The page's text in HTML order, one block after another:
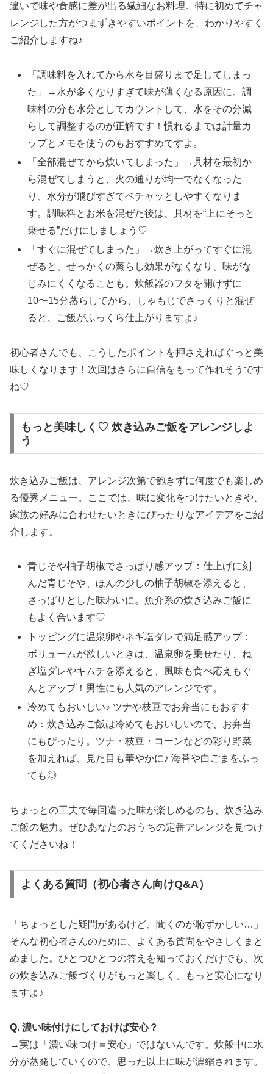
違いで味や食感に差が出る繊細なお料理。特に初めてチャ
レンジした方がつまずきやすいポイントを、わかりやすく
ご紹介しますね♪
「調味料を入れてから水を目盛りまで足してしまっ
た」→水が多くなりすぎて味が薄くなる原因に。調
味料の分も水分としてカウントして、水をその分減
らして調整するのが正解です！慣れるまでは計量カ
ップとメモを使うのもおすすめですよ。
「全部混ぜてから炊いてしまった」→具材を最初か
ら混ぜてしまうと、火の通りが均一でなくなった
り、水分が飛びすぎてベチャッとしやすくなりま
す。調味料とお米を混ぜた後は、具材を“上にそっと
乗せる”だけにしましょう♡
「すぐに混ぜてしまった」→炊き上がってすぐに混
ぜると、せっかくの蒸らし効果がなくなり、味がな
じみにくくなることも。炊飯器のフタを開けずに
10〜15分蒸らしてから、しゃもじでさっくりと混ぜ
ると、ご飯がふっくら仕上がりますよ♪
初心者さんでも、こうしたポイントを押さえればぐっと美
味しくなります！次回はさらに自信をもって作れそうです
ね♡
もっと美味しく♡ 炊き込みご飯をアレンジしよ
う
炊き込みご飯は、アレンジ次第で飽きずに何度でも楽しめ
る優秀メニュー。ここでは、味に変化をつけたいときや、
家族の好みに合わせたいときにぴったりなアイデアをご紹
介します。
青じそや柚子胡椒でさっぱり感アップ：仕上げに刻
んだ青じそや、ほんの少しの柚子胡椒を添えると、
さっぱりとした味わいに。魚介系の炊き込みご飯に
もよく合います♡
トッピングに温泉卵やネギ塩ダレで満足感アップ：
ボリュームが欲しいときは、温泉卵を乗せたり、ね
ぎ塩ダレやキムチを添えると、風味も食べ応えもぐ
んとアップ！男性にも人気のアレンジです。
冷めてもおいしい♪ ツナや枝豆でお弁当にもおすす
め：炊き込みご飯は冷めてもおいしいので、お弁当
にもぴったり。ツナ・枝豆・コーンなどの彩り野菜
を加えれば、見た目も華やかに♪ 海苔や白ごまをふっ
ても◎
ちょっとの工夫で毎回違った味が楽しめるのも、炊き込み
ご飯の魅力。ぜひあなたのおうちの定番アレンジを見つけ
てくださいね！
よくある質問（初心者さん向けQ&A）
「ちょっとした疑問があるけど、聞くのが恥ずかしい…」
そんな初心者さんのために、よくある質問をやさしくまと
めました。ひとつひとつの答えを知っておくだけでも、次
の炊き込みご飯づくりがもっと楽しく、もっと安心になり
ますよ♪
Q. 濃い味付けにしておけば安心？
→実は「濃い味つけ＝安心」ではないんです。炊飯中に水
分が蒸発していくので、思った以上に味が濃縮されます。